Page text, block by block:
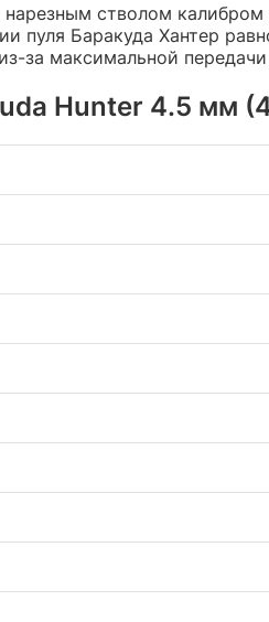
стволом калибром
пуля Баракуда Хантер
за максимальной передачи
Hunter 4.5 мм